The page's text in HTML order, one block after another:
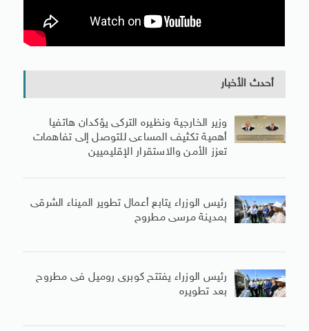
أحدث الأخبار
وزير الخارجية ونظيره التركى يؤكدان هاتفيا
أهمية تكثيف المساعى للتوصل إلى تفاهمات
تعزز الأمن والاستقرار الإقليميين
رئيس الوزراء يتابع أعمال تطوير الميناء الشرقى
بمدينة مرسى مطروح
رئيس الوزراء يفتتح كوبرى روميل فى مطروح
بعد تطويره